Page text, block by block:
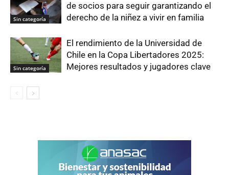
Sin categoría
de socios para seguir garantizando el
derecho de la niñez a vivir en familia
Sin categoría
El rendimiento de la Universidad de
Chile en la Copa Libertadores 2025:
Mejores resultados y jugadores clave